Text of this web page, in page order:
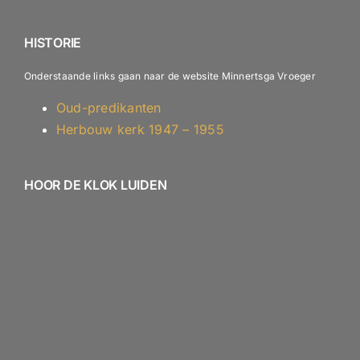
HISTORIE
Onderstaande links gaan naar de website Minnertsga Vroeger
Oud-predikanten
Herbouw kerk 1947 – 1955
HOOR DE KLOK LUIDEN